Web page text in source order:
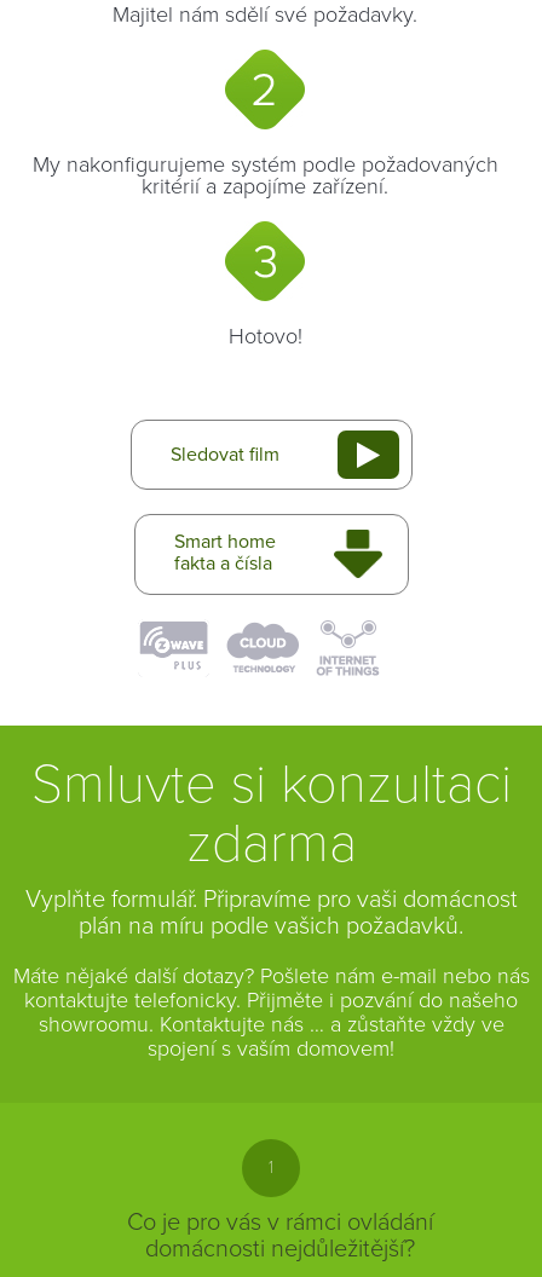
Majitel nám sdělí své požadavky.
My nakonfigurujeme systém podle požadovaných
kritérií a zapojíme zařízení.
Hotovo!
Sledovat film
Smart home
fakta a čísla
Smluvte si konzultaci
zdarma
Vyplňte formulář. Připravíme pro vaši domácnost
plán na míru podle vašich požadavků.
Máte nějaké další dotazy? Pošlete nám e-mail nebo nás
kontaktujte telefonicky. Přijměte i pozvání do našeho
showroomu. Kontaktujte nás … a zůstaňte vždy ve
spojení s vaším domovem!
1
Co je pro vás v rámci ovládání
domácnosti nejdůležitější?